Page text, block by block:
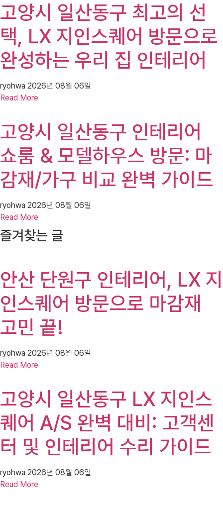
고양시 일산동구 최고의 선
택, LX 지인스퀘어 방문으로
완성하는 우리 집 인테리어
ryohwa 2026년 08월 06일
Read More
고양시 일산동구 인테리어
쇼룸 & 모델하우스 방문: 마
감재/가구 비교 완벽 가이드
ryohwa 2026년 08월 06일
Read More
즐겨찾는 글
안산 단원구 인테리어, LX 지
인스퀘어 방문으로 마감재
고민 끝!
ryohwa 2026년 08월 06일
Read More
고양시 일산동구 LX 지인스
퀘어 A/S 완벽 대비: 고객센
터 및 인테리어 수리 가이드
ryohwa 2026년 08월 06일
Read More